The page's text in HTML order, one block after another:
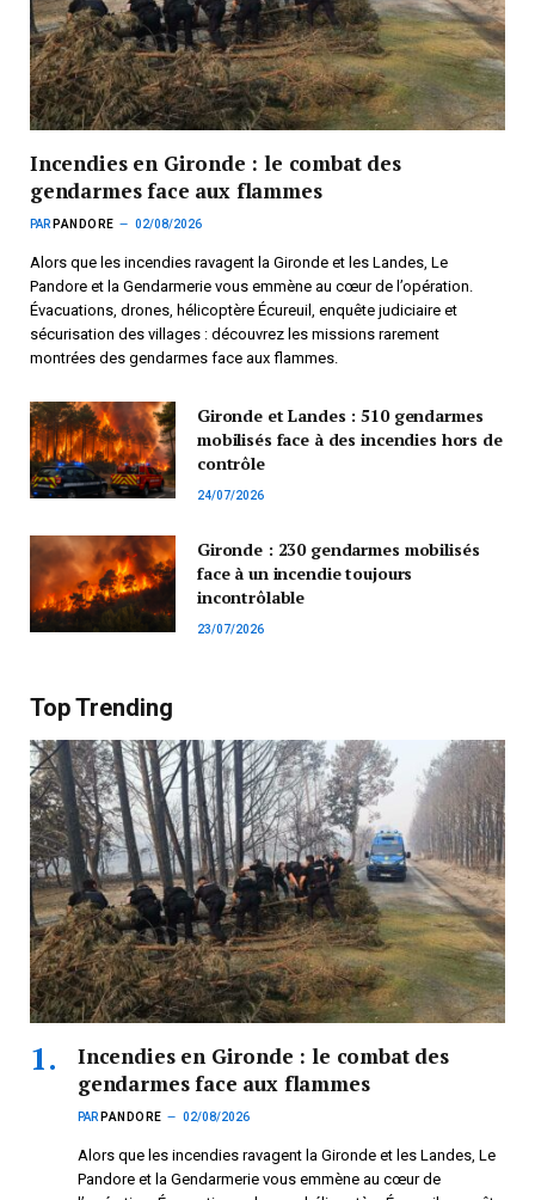
Incendies en Gironde : le combat des
gendarmes face aux flammes
PAR PANDORE 02/08/2026
Alors que les incendies ravagent la Gironde et les Landes, Le
Pandore et la Gendarmerie vous emmène au cœur de l’opération.
Évacuations, drones, hélicoptère Écureuil, enquête judiciaire et
sécurisation des villages : découvrez les missions rarement
montrées des gendarmes face aux flammes.
Gironde et Landes : 510 gendarmes
mobilisés face à des incendies hors de
contrôle
24/07/2026
Gironde : 230 gendarmes mobilisés
face à un incendie toujours
incontrôlable
23/07/2026
Top Trending
Incendies en Gironde : le combat des
gendarmes face aux flammes
PAR PANDORE 02/08/2026
Alors que les incendies ravagent la Gironde et les Landes, Le
Pandore et la Gendarmerie vous emmène au cœur de